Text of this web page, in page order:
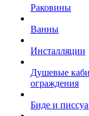
Раковины
Ванны
Инсталляции
Душевые
ограждения
Биде и